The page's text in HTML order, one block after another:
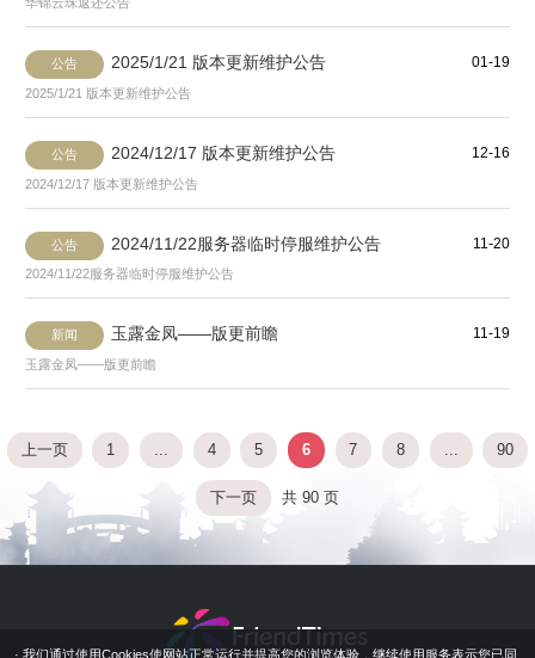
公告 2025/1/21 版本更新维护公告 01-19
2025/1/21 版本更新维护公告
公告 2024/12/17 版本更新维护公告 12-16
2024/12/17 版本更新维护公告
公告 2024/11/22服务器临时停服维护公告 11-20
2024/11/22服务器临时停服维护公告
新闻 玉露金凤——版更前瞻 11-19
玉露金凤——版更前瞻
上一页 1 4 5 6 7 8 90
下一页 共 90 页
· 我们通过使用Cookies使网站正常运行并提高您的浏览体验，继续使用服务表示您已同